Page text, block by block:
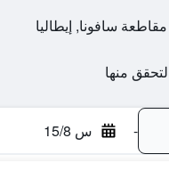
- س 15/8